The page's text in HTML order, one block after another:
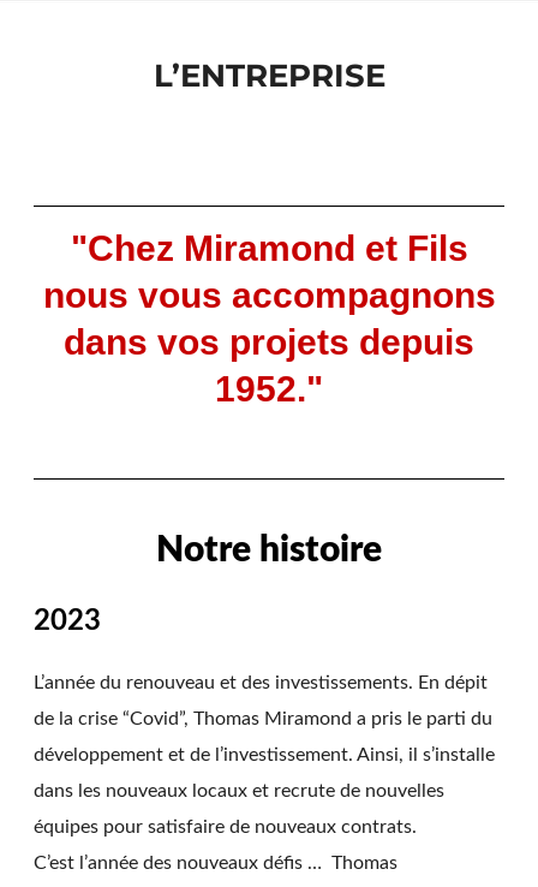
L’ENTREPRISE
"Chez Miramond et Fils
nous vous accompagnons
dans vos projets depuis
1952."
Notre histoire
2023
L’année du renouveau et des investissements. En dépit
de la crise “Covid”, Thomas Miramond a pris le parti du
développement et de l’investissement. Ainsi, il s’installe
dans les nouveaux locaux et recrute de nouvelles
équipes pour satisfaire de nouveaux contrats.
C’est l’année des nouveaux défis … Thomas